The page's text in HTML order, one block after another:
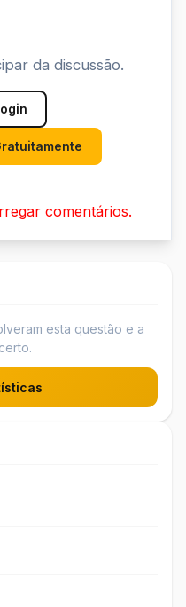
da discussão.
comentários.
esta questão e a